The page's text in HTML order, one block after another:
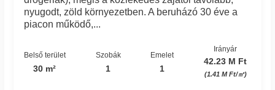
nyugodt, zöld környezetben. A beruházó 30 éve a
piacon működő,...
Belső terület
30 m²
Szobák
1
Emelet
1
Irányár
42.23 M Ft
(1.41 M Ft/㎡)